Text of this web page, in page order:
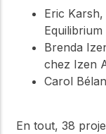
Eric
Equilibrium
Brenda
chez Izen
Carol
En tout, 38